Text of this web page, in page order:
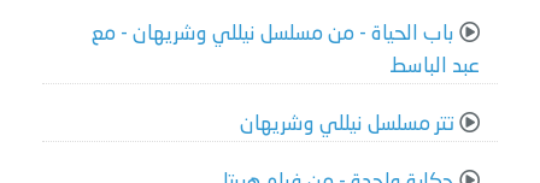
باب الحياة - من مسلسل نيللي وشريهان - مع
عبد الباسط
تتر مسلسل نيللي وشريهان